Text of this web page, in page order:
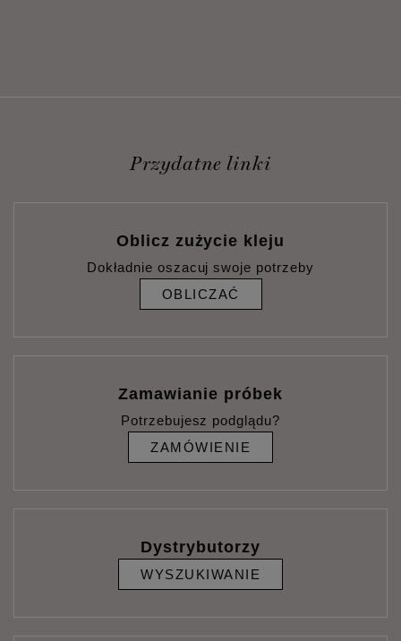
Przydatne linki
Oblicz zużycie kleju
Dokładnie oszacuj swoje potrzeby
OBLICZAĆ
Zamawianie próbek
Potrzebujesz podglądu?
ZAMÓWIENIE
Dystrybutorzy
WYSZUKIWANIE